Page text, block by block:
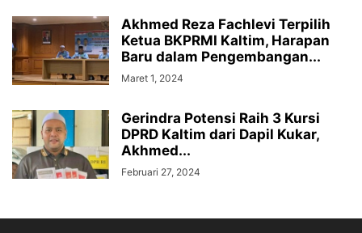
Akhmed Reza Fachlevi Terpilih
Ketua BKPRMI Kaltim, Harapan
Baru dalam Pengembangan...
Maret 1, 2024
Gerindra Potensi Raih 3 Kursi
DPRD Kaltim dari Dapil Kukar,
Akhmed...
Februari 27, 2024